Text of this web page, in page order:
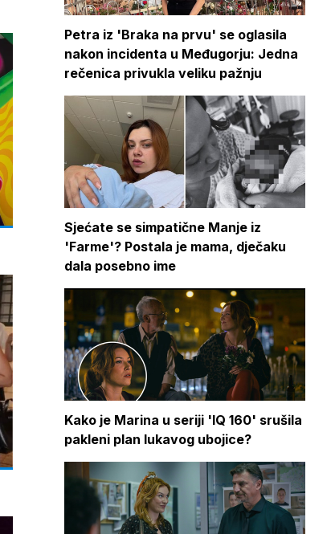
Petra iz 'Braka na prvu' se oglasila
nakon incidenta u Međugorju: Jedna
rečenica privukla veliku pažnju
Sjećate se simpatične Manje iz
'Farme'? Postala je mama, dječaku
dala posebno ime
Kako je Marina u seriji 'IQ 160' srušila
pakleni plan lukavog ubojice?